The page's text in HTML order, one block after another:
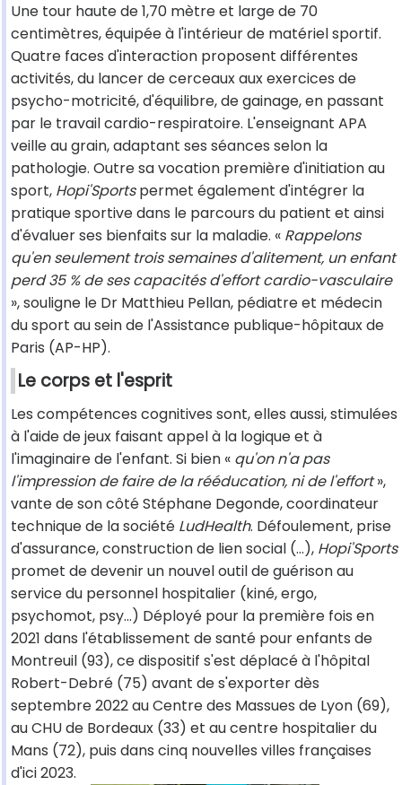
Une tour haute de 1,70 mètre et large de 70
centimètres, équipée à l'intérieur de matériel sportif.
Quatre faces d'interaction proposent différentes
activités, du lancer de cerceaux aux exercices de
psycho-motricité, d'équilibre, de gainage, en passant
par le travail cardio-respiratoire. L'enseignant APA
veille au grain, adaptant ses séances selon la
pathologie. Outre sa vocation première d'initiation au
sport, Hopi'Sportspermet également d'intégrer la
pratique sportive dans le parcours du patient et ainsi
d'évaluer ses bienfaits sur la maladie. « Rappelons
qu'en seulement trois semaines d'alitement, un enfant
perd 35 % de ses capacités d'effort cardio-vasculaire
», souligne le Dr Matthieu Pellan, pédiatre et médecin
du sport au sein de l'Assistance publique-hôpitaux de
Paris (AP-HP).
Le corps et l'esprit
Les compétences cognitives sont, elles aussi, stimulées
à l'aide de jeux faisant appel à la logique et à
l'imaginaire de l'enfant. Si bien « qu'on n'a pas
l'impression de faire de la rééducation, ni de l'effort»,
vante de son côté Stéphane Degonde, coordinateur
technique de la société LudHealth. Défoulement, prise
d'assurance, construction de lien social (…), Hopi'Sports
promet de devenir un nouvel outil de guérison au
service du personnel hospitalier (kiné, ergo,
psychomot, psy...) Déployé pour la première fois en
2021 dans l'établissement de santé pour enfants de
Montreuil (93), ce dispositif s'est déplacé à l'hôpital
Robert-Debré (75) avant de s'exporter dès
septembre 2022 au Centre des Massues de Lyon (69),
au CHU de Bordeaux (33) et au centre hospitalier du
Mans (72), puis dans cinq nouvelles villes françaises
d'ici 2023.